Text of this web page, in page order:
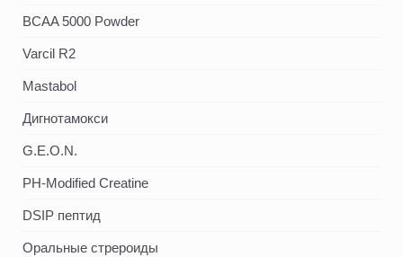
BCAA 5000 Powder
Varcil R2
Mastabol
Дигнотамокси
G.E.O.N.
PH-Modified Creatine
DSIP пептид
Оральные стрероиды